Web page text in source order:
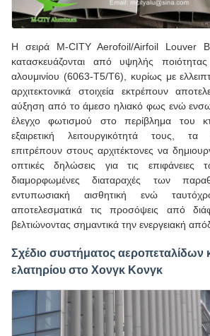
Η σειρά M-CITY Aerofoil/Airfoil Louver
κατασκευάζονται από υψηλής
αλουμινίου (6063-T5/T6), κυρίως με
αρχιτεκτονικά στοιχεία εκτρέπουν
αύξηση από το άμεσο ηλιακό φως ενώ
έλεγχο φωτισμού στο περίβλημα του
εξαιρετική λειτουργικότητά τους,
επιτρέπουν στους αρχιτέκτονες να
οπτικές δηλώσεις για τις επιφάνειες
διαμορφωμένες διαταραχές των
εντυπωσιακή αισθητική ενώ
αποτελεσματικά τις προσόψεις από
βελτιώνοντας σημαντικά την ενεργειακή
Σχέδιο συστήματος αεροπεταλίδων
ελατηρίου στο Χονγκ Κονγκ